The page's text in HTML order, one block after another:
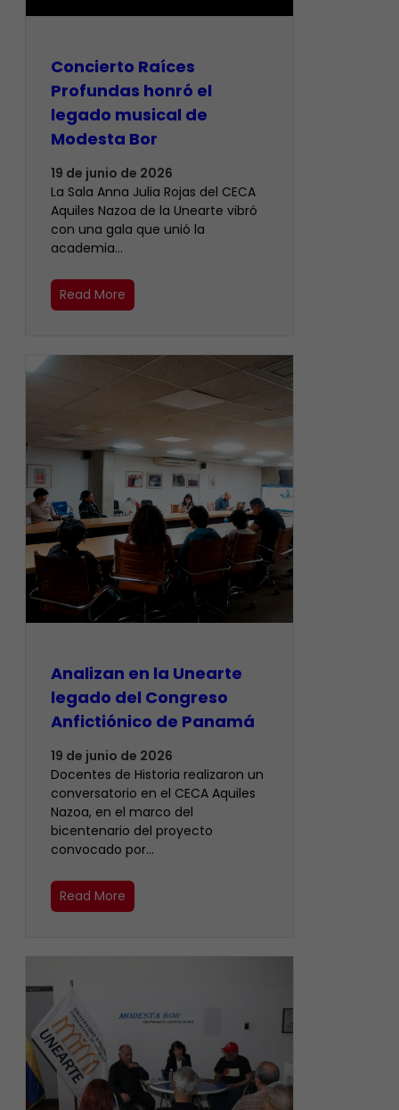
​Concierto Raíces
Profundas honró el
legado musical de
Modesta Bor
19 de junio de 2026
La Sala Anna Julia Rojas del CECA
Aquiles Nazoa de la Unearte vibró
con una gala que unió la
academia…
Read More
Analizan en la Unearte
legado del Congreso
Anfictiónico de Panamá
19 de junio de 2026
Docentes de Historia realizaron un
conversatorio en el CECA Aquiles
Nazoa, en el marco del
bicentenario del proyecto
convocado por…
Read More